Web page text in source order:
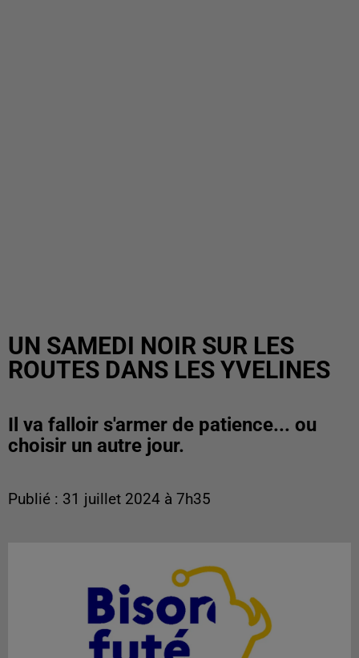
UN SAMEDI NOIR SUR LES
ROUTES DANS LES YVELINES
Il va falloir s'armer de patience... ou
choisir un autre jour.
Publié : 31 juillet 2024 à 7h35